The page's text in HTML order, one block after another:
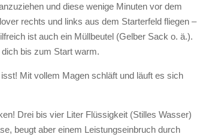
und diese wenige Minuten vor dem
rechts und links aus dem Starterfeld fliegen –
ist auch ein Müllbeutel (Gelber Sack o. ä.).
bis zum Start warm.
Mit vollem Magen schläft und läuft es sich
Drei bis vier Liter Flüssigkeit (Stilles Wasser)
beugt aber einem Leistungseinbruch durch